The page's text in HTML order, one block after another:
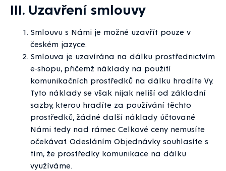
III. Uzavření smlouvy
Smlouvu s Námi je možné uzavřít pouze v
českém jazyce.
Smlouva je uzavírána na dálku prostřednictvím
e-shopu, přičemž náklady na použití
komunikačních prostředků na dálku hradíte Vy.
Tyto náklady se však nijak neliší od základní
sazby, kterou hradíte za používání těchto
prostředků, žádné další náklady účtované
Námi tedy nad rámec Celkové ceny nemusíte
očekávat. Odesláním Objednávky souhlasíte s
tím, že prostředky komunikace na dálku
využíváme.